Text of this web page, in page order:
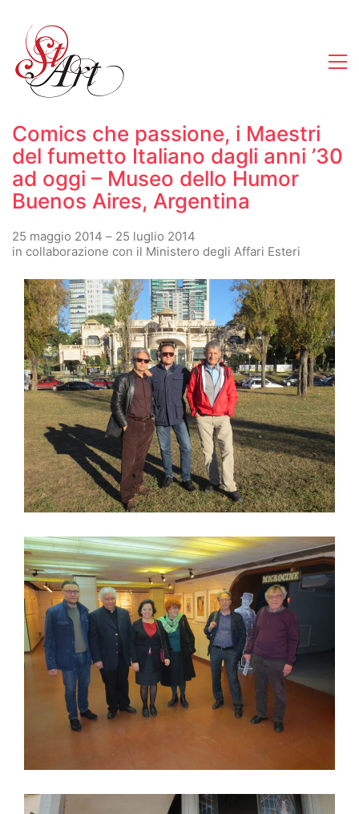
Comics che passione, i Maestri
del fumetto Italiano dagli anni ’30
ad oggi – Museo dello Humor
Buenos Aires, Argentina
25 maggio 2014 – 25 luglio 2014
in collaborazione con il Ministero degli Affari Esteri